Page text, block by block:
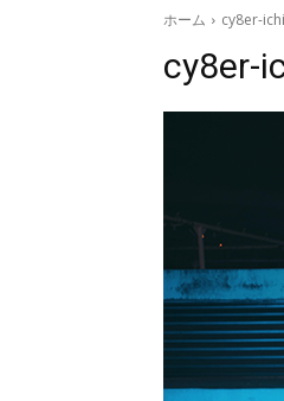
ホーム cy8er-
cy8er-